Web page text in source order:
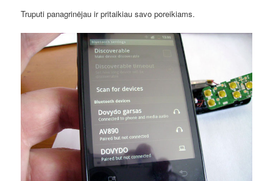
Truputi panagrinėjau ir pritaikiau savo poreikiams.